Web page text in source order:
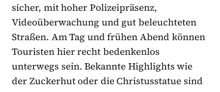
sicher, mit hoher Polizeipräsenz,
Videoüberwachung und gut beleuchteten
Straßen. Am Tag und frühen Abend können
Touristen hier recht bedenkenlos
unterwegs sein. Bekannte Highlights wie
der Zuckerhut oder die Christusstatue sind